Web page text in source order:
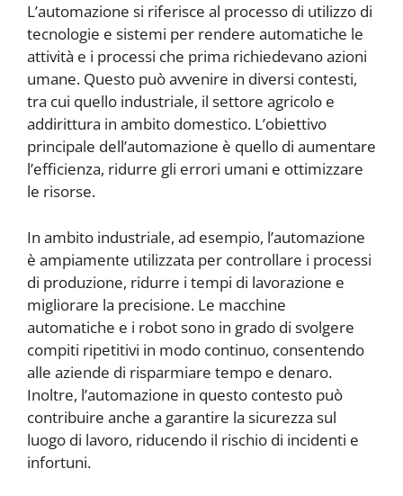
L’automazione si riferisce al processo di utilizzo di
tecnologie e sistemi per rendere automatiche le
attività e i processi che prima richiedevano azioni
umane. Questo può avvenire in diversi contesti,
tra cui quello industriale, il settore agricolo e
addirittura in ambito domestico. L’obiettivo
principale dell’automazione è quello di aumentare
l’efficienza, ridurre gli errori umani e ottimizzare
le risorse.
In ambito industriale, ad esempio, l’automazione
è ampiamente utilizzata per controllare i processi
di produzione, ridurre i tempi di lavorazione e
migliorare la precisione. Le macchine
automatiche e i robot sono in grado di svolgere
compiti ripetitivi in modo continuo, consentendo
alle aziende di risparmiare tempo e denaro.
Inoltre, l’automazione in questo contesto può
contribuire anche a garantire la sicurezza sul
luogo di lavoro, riducendo il rischio di incidenti e
infortuni.